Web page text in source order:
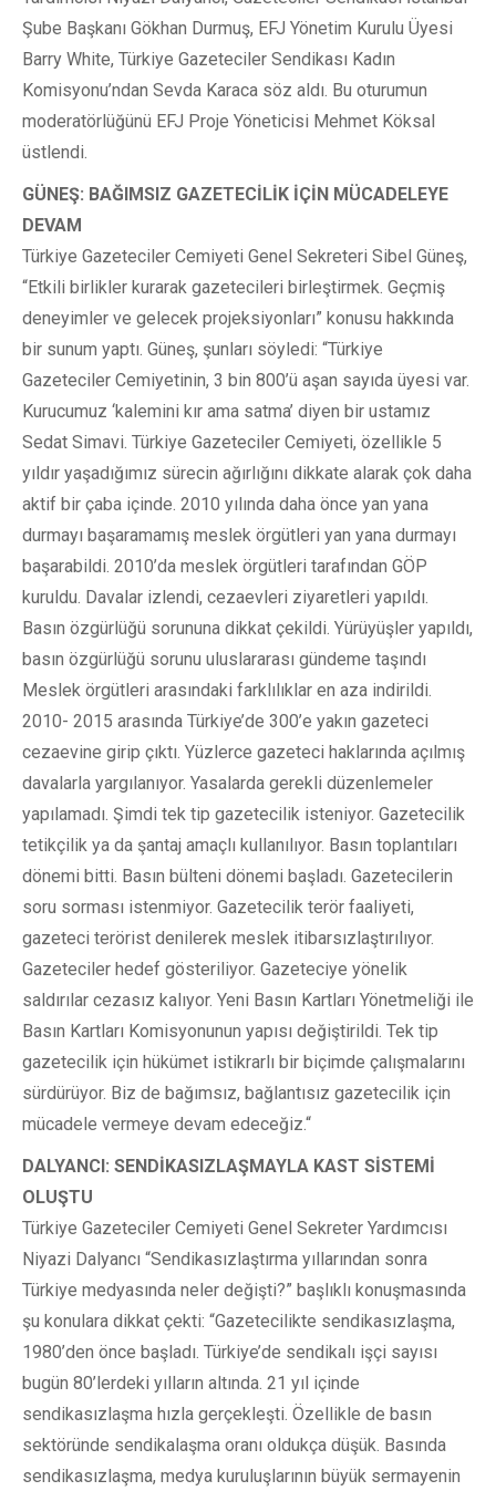
Şube Başkanı Gökhan Durmuş, EFJ Yönetim Kurulu Üyesi
Barry White, Türkiye Gazeteciler Sendikası Kadın
Komisyonu’ndan Sevda Karaca söz aldı. Bu oturumun
moderatörlüğünü EFJ Proje Yöneticisi Mehmet Köksal
üstlendi.
GÜNEŞ: BAĞIMSIZ GAZETECİLİK İÇİN MÜCADELEYE
DEVAM
Türkiye Gazeteciler Cemiyeti Genel Sekreteri Sibel Güneş,
“Etkili birlikler kurarak gazetecileri birleştirmek. Geçmiş
deneyimler ve gelecek projeksiyonları” konusu hakkında
bir sunum yaptı. Güneş, şunları söyledi: “Türkiye
Gazeteciler Cemiyetinin, 3 bin 800’ü aşan sayıda üyesi var.
Kurucumuz ‘kalemini kır ama satma’ diyen bir ustamız
Sedat Simavi. Türkiye Gazeteciler Cemiyeti, özellikle 5
yıldır yaşadığımız sürecin ağırlığını dikkate alarak çok daha
aktif bir çaba içinde. 2010 yılında daha önce yan yana
durmayı başaramamış meslek örgütleri yan yana durmayı
başarabildi. 2010’da meslek örgütleri tarafından GÖP
kuruldu. Davalar izlendi, cezaevleri ziyaretleri yapıldı.
Basın özgürlüğü sorununa dikkat çekildi. Yürüyüşler yapıldı,
basın özgürlüğü sorunu uluslararası gündeme taşındı
Meslek örgütleri arasındaki farklılıklar en aza indirildi.
2010- 2015 arasında Türkiye’de 300’e yakın gazeteci
cezaevine girip çıktı. Yüzlerce gazeteci haklarında açılmış
davalarla yargılanıyor. Yasalarda gerekli düzenlemeler
yapılamadı. Şimdi tek tip gazetecilik isteniyor. Gazetecilik
tetikçilik ya da şantaj amaçlı kullanılıyor. Basın toplantıları
dönemi bitti. Basın bülteni dönemi başladı. Gazetecilerin
soru sorması istenmiyor. Gazetecilik terör faaliyeti,
gazeteci terörist denilerek meslek itibarsızlaştırılıyor.
Gazeteciler hedef gösteriliyor. Gazeteciye yönelik
saldırılar cezasız kalıyor. Yeni Basın Kartları Yönetmeliği ile
Basın Kartları Komisyonunun yapısı değiştirildi. Tek tip
gazetecilik için hükümet istikrarlı bir biçimde çalışmalarını
sürdürüyor. Biz de bağımsız, bağlantısız gazetecilik için
mücadele vermeye devam edeceğiz.“
DALYANCI: SENDİKASIZLAŞMAYLA KAST SİSTEMİ
OLUŞTU
Türkiye Gazeteciler Cemiyeti Genel Sekreter Yardımcısı
Niyazi Dalyancı “Sendikasızlaştırma yıllarından sonra
Türkiye medyasında neler değişti?” başlıklı konuşmasında
şu konulara dikkat çekti: “Gazetecilikte sendikasızlaşma,
1980’den önce başladı. Türkiye’de sendikalı işçi sayısı
bugün 80’lerdeki yılların altında. 21 yıl içinde
sendikasızlaşma hızla gerçekleşti. Özellikle de basın
sektöründe sendikalaşma oranı oldukça düşük. Basında
sendikasızlaşma, medya kuruluşlarının büyük sermayenin